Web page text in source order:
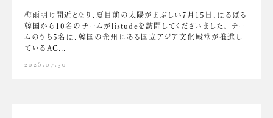
梅雨明け間近となり、夏目前の太陽がまぶしい7月15日、はるばる
韓国から10名のチームがlistudeを訪問してくださいました。 チー
ムのうち5名は、韓国の光州にある国立アジア文化殿堂が推進し
ているAC...
2026.07.30